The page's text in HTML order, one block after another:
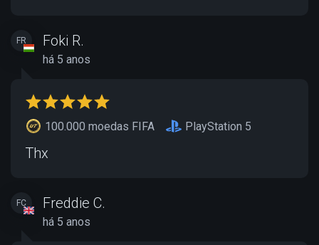
FR Foki R.
há 5 anos
100.000 moedas FIFA PlayStation 5
Thx
FC Freddie C.
há 5 anos